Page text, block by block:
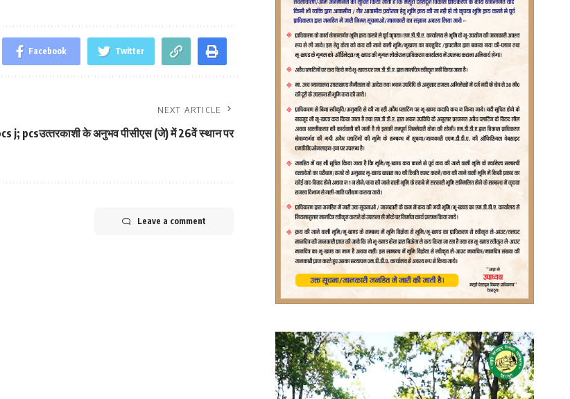
Facebook Twitter
NEXT ARTICLE
j; pcsउत्‍तरकाशी के अनुभव पीसीएस (जे) में 26वें स्‍थान पर
Leave a comment
Video
Player